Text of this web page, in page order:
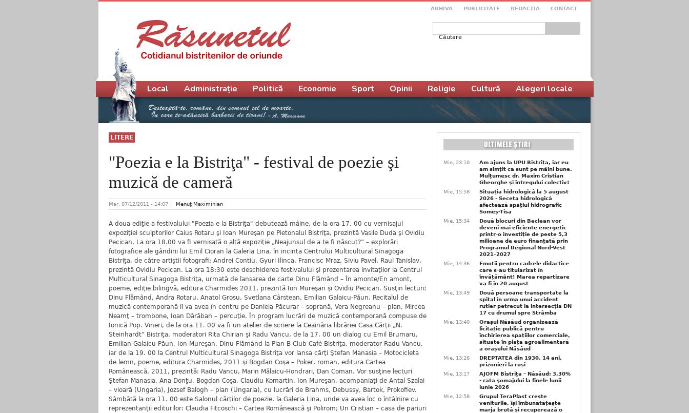
ARHIVA PUBLICITATE REDACŢIA CONTACT
Formular de căutare
LITERE
"Poezia e la Bistriţa" - festival de poezie şi
muzică de cameră
Mar, 07/12/2011 - 14:07 Menuţ Maximinian
A doua ediţie a festivalului "Poezia e la Bistriţa" debutează mâine, de la ora 17. 00 cu vernisajul
expoziţiei sculptorilor Caius Rotaru şi Ioan Mureşan pe Pietonalul Bistriţa, prezintă Vasile Duda şi Ovidiu
Pecican. La ora 18.00 va fi vernisată o altă expoziţie „Neajunsul de a te fi născut?” – explorări
fotografice ale gândirii lui Emil Cioran la Galeria Lina, în incinta Centrului Multicultural Sinagoga
Bistriţa, de către artiştii fotografi: Andrei Contiu, Gyuri Ilinca, Francisc Mraz, Siviu Pavel, Raul Tanislav,
prezintă Ovidiu Pecican. La ora 18:30 este deschiderea festivalului şi prezentarea invitaţilor la Centrul
Multicultural Sinagoga Bistriţa, urmată de lansarea de carte Dinu Flămând – În amonte/En amont,
poeme, ediţie bilingvă, editura Charmides 2011, prezintă Ion Mureşan şi Ovidiu Pecican. Susţin lecturi:
Dinu Flămând, Andra Rotaru, Anatol Grosu, Svetlana Cârstean, Emilian Galaicu-Păun. Recitalul de
muzică contemporană îi va avea în centru pe Daniela Păcurar – soprană, Vera Negreanu – pian, Mircea
Neamţ – trombone, Ioan Dărăban – percuţie. În program lucrări de muzică contemporană compuse de
Ionică Pop. Vineri, de la ora 11. 00 va fi un atelier de scriere la Ceainăria librăriei Casa Cărţii „N.
Steinhardt” Bistriţa, moderatori Rita Chirian şi Radu Vancu, de la 17. 00 un dialog cu Emil Brumaru,
Emilian Galaicu-Păun, Ion Mureşan, Dinu Flămând la Plan B Club Café Bistriţa, moderator Radu Vancu,
iar de la 19. 00 la Centrul Multicultural Sinagoga Bistriţa vor lansa cărţi Ştefan Manasia – Motocicleta
de lemn, poeme, editura Charmides, 2011 şi Bogdan Coşa – Poker, roman, editura Cartea
Românească, 2011, prezintă: Radu Vancu, Marin Mălaicu-Hondrari, Dan Coman. Vor susţine lecturi
Ştefan Manasia, Ana Donţu, Bogdan Coşa, Claudiu Komartin, Ion Mureşan, acompaniaţi de Antal Szalai
– vioară (Ungaria), Jozsef Balogh – pian (Ungaria), cu lucrări de Brahms, Debussy, Bartok, Prokofiev.
Sâmbătă la ora 11. 00 este Salonul cărţilor de poezie, la Galeria Lina, unde va avea loc o întâlnire cu
reprezentanţii editurilor: Claudia Fitcoschi – Cartea Românească şi Polirom; Un Cristian – casa de pariuri
Meniu principal
Local Administrație Politică Economie Sport Opinii Religie Cultură Alegeri locale
Mie, 23:10
Am ajuns la UPU Bistrița, iar eu
am simțit că sunt pe mâini bune.
Mulţumesc dr. Maxim Cristian
Gheorghe şi întregului colectiv!
Mie, 15:58
Situația hidrologică la 5 august
2026 - Seceta hidrologică
afectează spațiul hidrografic
Someș-Tisa
Mie, 15:34
Două blocuri din Beclean vor
deveni mai eficiente energetic
printr-o investiție de peste 5,3
milioane de euro finanțată prin
Programul Regional Nord-Vest
2021–2027
Mie, 14:36
Emoții pentru cadrele didactice
care s-au titularizat în
învățământ! Marea repartizare
va fi în 20 august
Mie, 13:49
Două persoane transportate la
spital în urma unui accident
rutier petrecut la intersecția DN
17 cu drumul spre Strâmba
Mie, 13:40
Orașul Năsăud organizează
licitație publică pentru
închirierea spațiilor comerciale,
situate în piața agroalimentară
a orașului Năsăud
Mie, 13:26
DREPTATEA din 1930. 14 ani,
prizonieri la ruși
Mie, 13:17
AJOFM Bistriţa – Năsăud: 3,30%
- rata şomajului la finele lunii
iunie 2026
Mie, 12:58
Grupul TeraPlast crește
veniturile, își îmbunătățește
marja brută și recuperează o